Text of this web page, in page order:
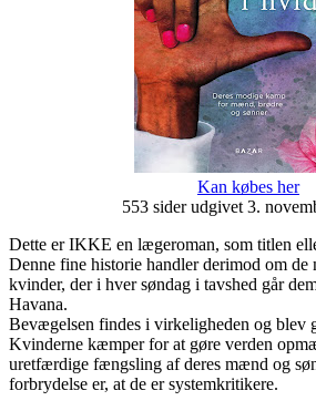
Kan købes her
553 sider udgivet 3.
Dette er IKKE en lægeroman, som titlen
Denne fine historie handler derimod om de
kvinder, der i hver søndag i tavshed går
Havana.
Bevægelsen findes i virkeligheden og blev
Kvinderne kæmper for at gøre verden
uretfærdige fængsling af deres mænd og
forbrydelse er, at de er systemkritikere.